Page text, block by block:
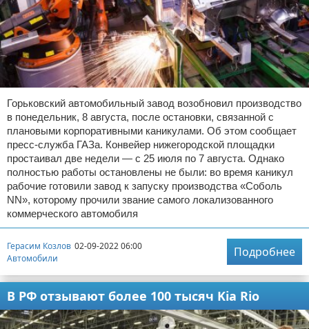
Горьковский автомобильный завод возобновил производство
в понедельник, 8 августа, после остановки, связанной с
плановыми корпоративными каникулами. Об этом сообщает
пресс-служба ГАЗа. Конвейер нижегородской площадки
простаивал две недели — с 25 июля по 7 августа. Однако
полностью работы остановлены не были: во время каникул
рабочие готовили завод к запуску производства «Соболь
NN», которому прочили звание самого локализованного
коммерческого автомобиля
Герасим Козлов 02-09-2022 06:00
Автомобили
Подробнее
В РФ отзывают более 100 тысяч Kia Rio